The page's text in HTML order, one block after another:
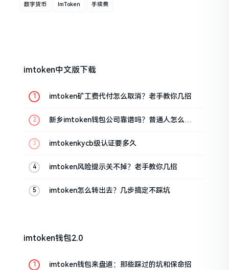
数字货币 ImToken 手续费
imtoken中文版下载
imtoken矿工费代付怎么取消？老手教你几招
新乡imtoken钱包公司靠谱吗？普通人怎么避
imtokenkycb级认证要多久
imtoken风险提示关不掉？老手教你几招
imtoken怎么转出去？几步搞定不踩坑
imtoken钱包2.0
imtoken钱包来盘道：那些踩过的坑和保命招